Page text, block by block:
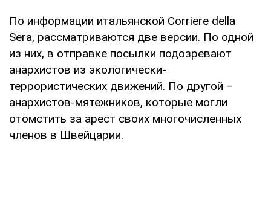
По информации итальянской Corriere della
Sera, рассматриваются две версии. По одной
из них, в отправке посылки подозревают
анархистов из экологически-
террористических движений. По другой –
анархистов-мятежников, которые могли
отомстить за арест своих многочисленных
членов в Швейцарии.